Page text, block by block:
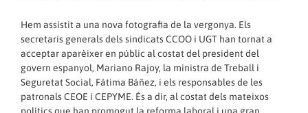
Hem assistit a una nova fotografia de la vergonya. Els
secretaris generals dels sindicats CCOO i UGT han tornat a
acceptar aparèixer en públic al costat del president del
govern espanyol, Mariano Rajoy, la ministra de Treball i
Seguretat Social, Fátima Báñez, i els responsables de les
patronals CEOE i CEPYME. És a dir, al costat dels mateixos
polítics que han promogut la reforma laboral i una gran